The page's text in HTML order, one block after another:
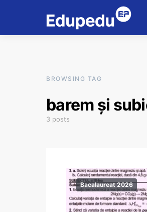
BROWSING TAG
barem și
3 posts
Bacalaureat 2026